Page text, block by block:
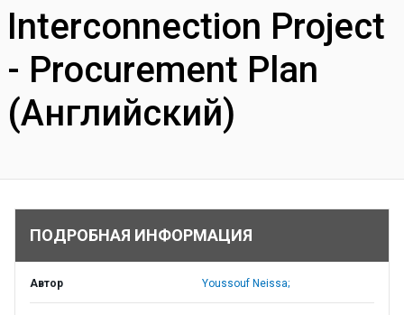
Interconnection Project
- Procurement Plan
(Английский)
ПОДРОБНАЯ ИНФОРМАЦИЯ
Автор Youssouf Neissa;